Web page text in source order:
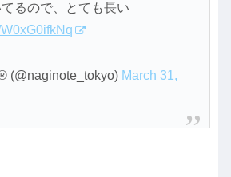
るので、とても長い
(@naginote_tokyo) March 31,